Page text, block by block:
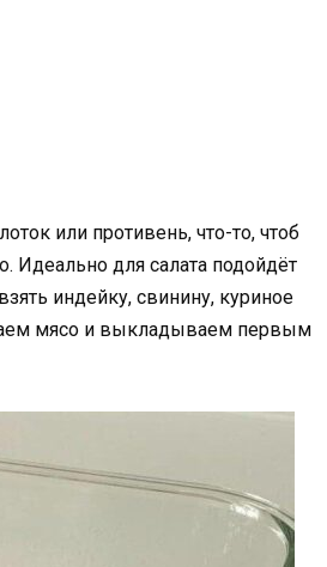
или противень, что-то, чтоб
Идеально для салата подойдёт
индейку, свинину, куриное
мясо и выкладываем первым